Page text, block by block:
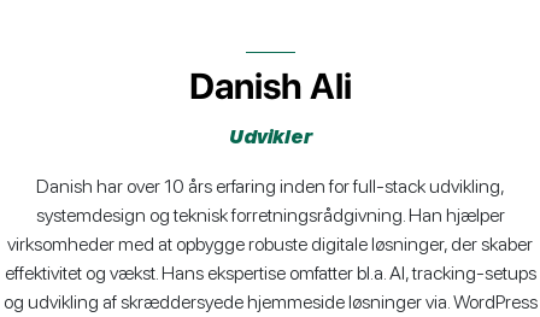
Danish Ali
Udvikler
Danish har over 10 års erfaring inden for full-stack udvikling,
systemdesign og teknisk forretningsrådgivning. Han hjælper
virksomheder med at opbygge robuste digitale løsninger, der skaber
effektivitet og vækst. Hans ekspertise omfatter bl.a. AI, tracking-setups
og udvikling af skræddersyede hjemmeside løsninger via. WordPress